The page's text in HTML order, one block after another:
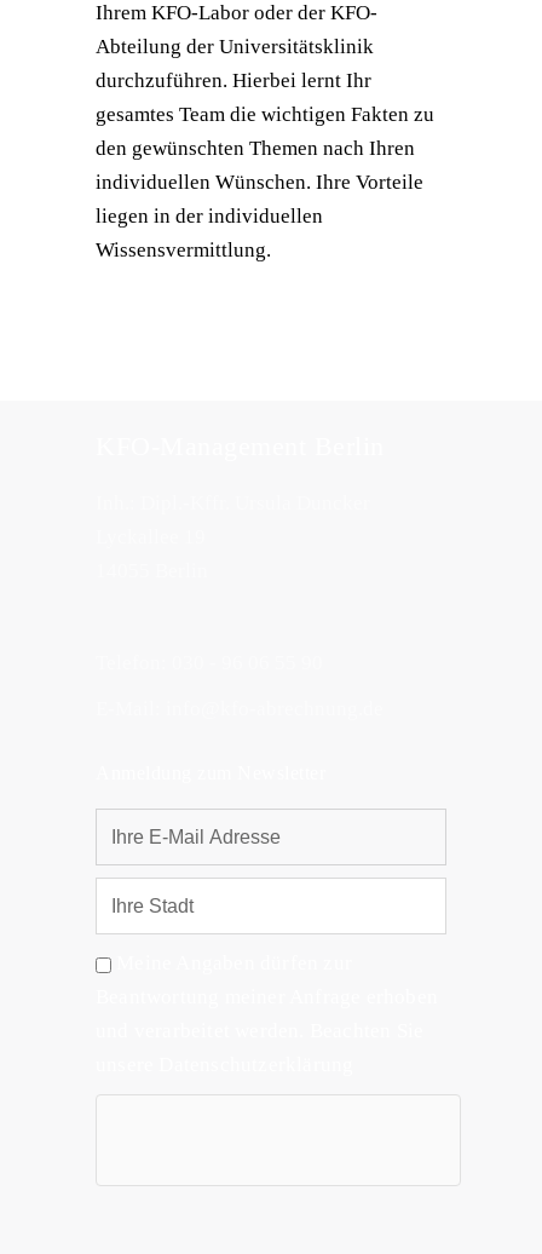
Ihrem KFO-Labor oder der KFO-
Abteilung der Universitätsklinik
durchzuführen. Hierbei lernt Ihr
gesamtes Team die wichtigen Fakten zu
den gewünschten Themen nach Ihren
individuellen Wünschen. Ihre Vorteile
liegen in der individuellen
Wissensvermittlung.